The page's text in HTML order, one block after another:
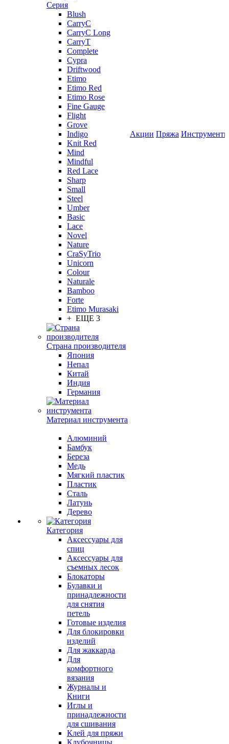
Серия
Blush
CarryC
CarryC Long
CarryT
Complete
Cypra
Driftwood
Etimo
Etimo Red
Etimo Rose
Fine Gauge
Flight
Grove
Indigo
Knit Red
Mind
Mindful
Red Lace
Sharp
Small
Steel
Umber
Basic
Lace
Novel
Nature
CraSyTrio
Unicorn
Colour
Naturale
Bamboo
Forte
Etimo Murasaki
+ ЕЩЕ 3
Страна производителя
Япония
Непал
Китай
Индия
Германия
Материал инструмента
Алюминий
Бамбук
Береза
Медь
Мягкий пластик
Пластик
Сталь
Латунь
Дерево
Категория
Аксессуары для
спиц
Аксессуары для
съемных лесок
Блокаторы
Булавки и
принадлежности
для снятия
петель
Готовые изделия
Для блокировки
изделий
Для жаккарда
Для
комфортного
вязания
Журналы и
Книги
Иглы и
принадлежности
для сшивания
Клей для пряжи
Клубочницы
Акции Пряжа Инструменты